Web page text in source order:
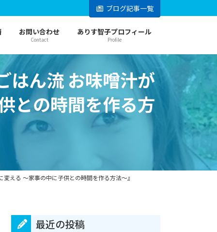
ブログ記事一覧
お問い合わせ
Contact
ありす智子プロフィール
Profile
はん流 お味噌汁が
との時間を作る方
える ～家事の中に子供との時間を作る方法～』
最近の投稿